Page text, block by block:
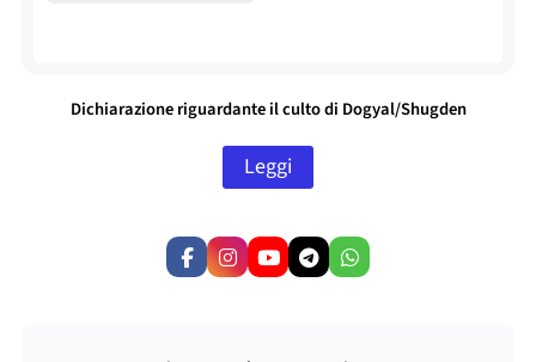
Dichiarazione riguardante il culto di Dogyal/Shugden
Leggi